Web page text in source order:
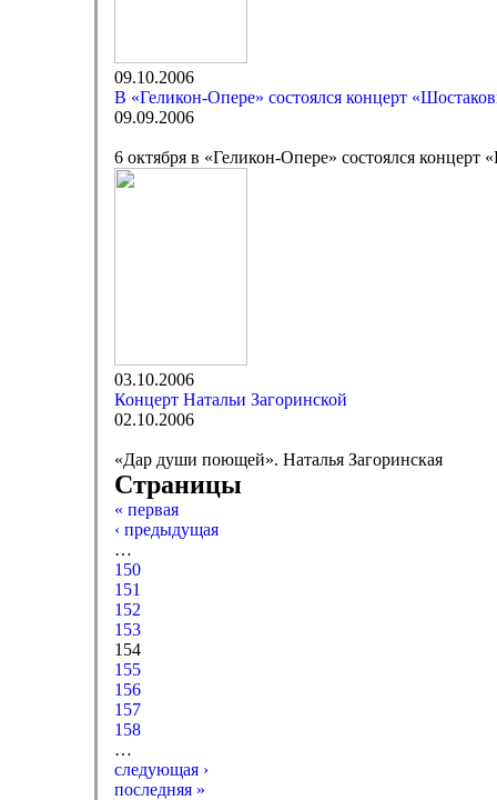
09.10.2006
В «Геликон-Опере» состоялся концерт
09.09.2006
6 октября в «Геликон-Опере» состоялся концерт
03.10.2006
Концерт Натальи Загоринской
02.10.2006
«Дар души поющей». Наталья Загоринская
Страницы
« первая
‹ предыдущая
…
150
151
152
153
154
155
156
157
158
…
следующая ›
последняя »